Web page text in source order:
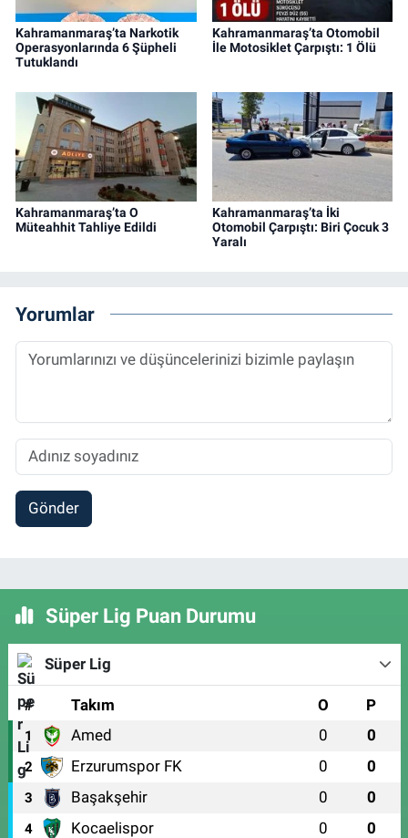
Kahramanmaraş’ta Narkotik
Operasyonlarında 6 Şüpheli
Tutuklandı
Kahramanmaraş’ta Otomobil
İle Motosiklet Çarpıştı: 1 Ölü
Kahramanmaraş’ta O
Müteahhit Tahliye Edildi
Kahramanmaraş’ta İki
Otomobil Çarpıştı: Biri Çocuk 3
Yaralı
Yorumlar
Gönder
Süper Lig Puan Durumu
Süper Lig
# Takım O P
1 Amed 0 0
2 Erzurumspor FK 0 0
3 Başakşehir 0 0
4 Kocaelispor 0 0